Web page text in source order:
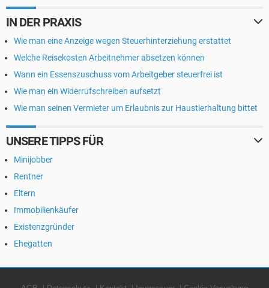
IN DER PRAXIS
Wie man eine Anzeige wegen Steuerhinterziehung erstattet
Welche Reisekosten Arbeitnehmer absetzen können
Wann ein Essenszuschuss vom Arbeitgeber steuerfrei ist
Wie man ein Widerrufschreiben aufsetzt
Wie man seinen Vermieter um Erlaubnis zur Haustierhaltung bittet
UNSERE TIPPS FÜR
Minijobber
Rentner
Eltern
Immobilienkäufer
Existenzgründer
Ehegatten